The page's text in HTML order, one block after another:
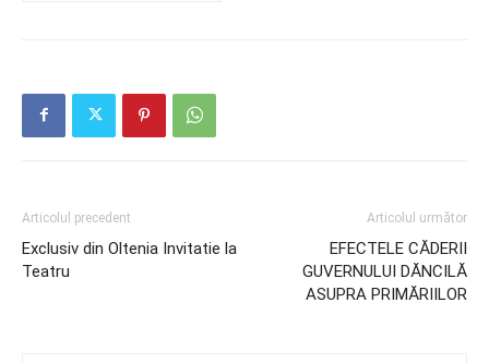
Articolul precedent
Exclusiv din Oltenia Invitatie la
Teatru
Articolul următor
EFECTELE CĂDERII
GUVERNULUI DĂNCILĂ
ASUPRA PRIMĂRIILOR